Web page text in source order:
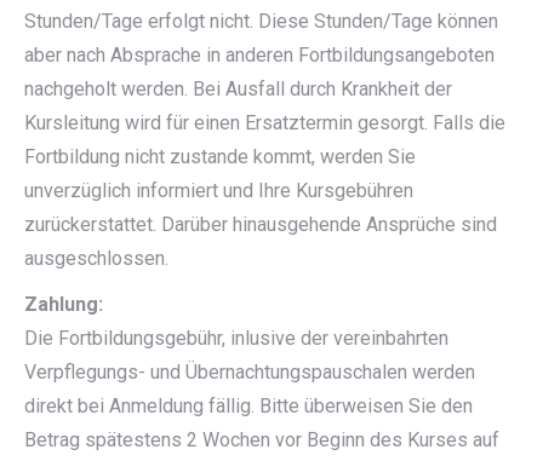
Stunden/Tage erfolgt nicht. Diese Stunden/Tage können
aber nach Absprache in anderen Fortbildungsangeboten
nachgeholt werden. Bei Ausfall durch Krankheit der
Kursleitung wird für einen Ersatztermin gesorgt. Falls die
Fortbildung nicht zustande kommt, werden Sie
unverzüglich informiert und Ihre Kursgebühren
zurückerstattet. Darüber hinausgehende Ansprüche sind
ausgeschlossen.
Zahlung:
Die Fortbildungsgebühr, inlusive der vereinbahrten
Verpflegungs- und Übernachtungspauschalen werden
direkt bei Anmeldung fällig. Bitte überweisen Sie den
Betrag spätestens 2 Wochen vor Beginn des Kurses auf